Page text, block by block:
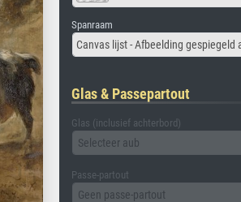
Spanraam
Glas & Passepartout
Glas (inclusief achterbord)
Selecteer aub
Passe-partout
Geen passe-partout